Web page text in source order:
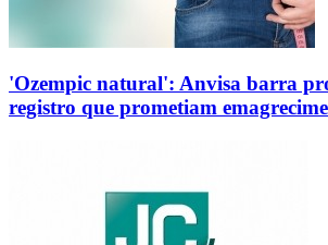
'Ozempic natural': Anvisa barra
registro que prometiam